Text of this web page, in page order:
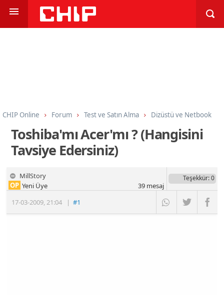
CHIP Online Forum Test ve Satın Alma Dizüstü ve Netbook
Toshiba'mı Acer'mı ? (Hangisini
Tavsiye Edersiniz)
MillStory
17-03-2009,21:04 |#1
OP Yeni Üye
Teşekkür: 0
39mesaj